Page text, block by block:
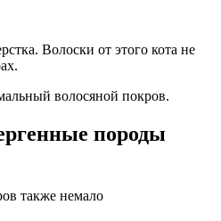
Волоски от этого кота не
волосяной покров.
породы
также немало